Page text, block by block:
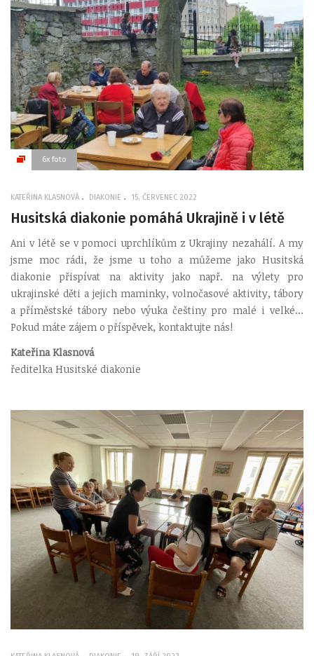
6x foto
KATEŘINA KLASNOVÁ DIAKONIE 15. ČERVENEC 2022
Husitská diakonie pomáhá Ukrajině i v létě
Ani v létě se v pomoci uprchlíkům z Ukrajiny nezahálí. A my
jsme moc rádi, že jsme u toho a můžeme jako Husitská
diakonie přispívat na aktivity jako např. na výlety pro
ukrajinské děti a jejich maminky, volnočasové aktivity, tábory
a příměstské tábory nebo výuka češtiny pro malé i velké…
Pokud máte zájem o příspěvek, kontaktujte nás!
Kateřina Klasnová
ředitelka Husitské diakonie